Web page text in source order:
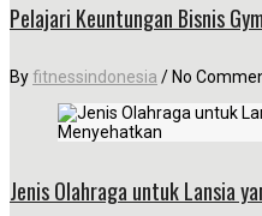
Pelajari Keuntungan Bisnis
Byfitnessindonesia / No
Jenis Olahraga untuk Lansia